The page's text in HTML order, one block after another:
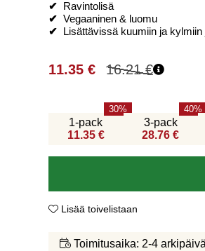
✔
Ravintolisä
✔ Vegaaninen & luomu
✔ Lisättävissä kuumiin ja kylmiin
16.21€
11.35 €
1-pack
11.35 €
30
3-pack
28.76 €
40
Lisää toivelistaan
Toimitusaika: 2-4